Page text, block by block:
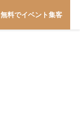
無料でイベント集客